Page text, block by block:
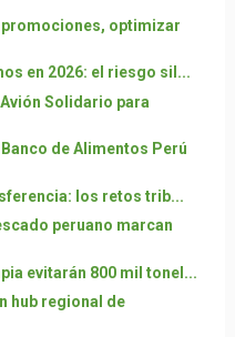
promociones, optimizar
en 2026: el riesgo sil...
Solidario para
de Alimentos Perú
los retos trib...
peruano marcan
evitarán 800 mil tonel...
hub regional de